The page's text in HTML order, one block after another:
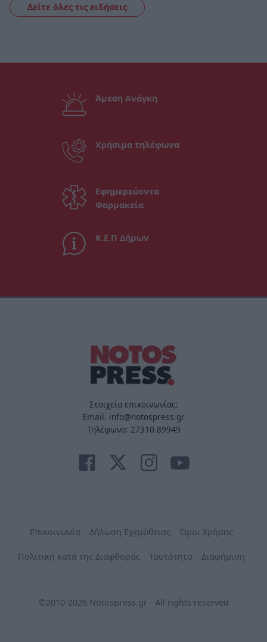
Δείτε όλες τις ειδήσεις
Άμεση Ανάγκη
Χρήσιμα τηλέφωνα
Εφημερεύοντα
Φαρμακεία
Κ.Ε.Π Δήμων
Στοιχεία επικοινωνίας:
Email. info@notospress.gr
Τηλέφωνο: 27310.89949
Επικοινωνία Δήλωση Εχεμύθειας Όροι Χρήσης
Πολιτική κατά της Διαφθοράς Ταυτότητα Διαφήμιση
©2010-2026 Notospress.gr - All rights reserved